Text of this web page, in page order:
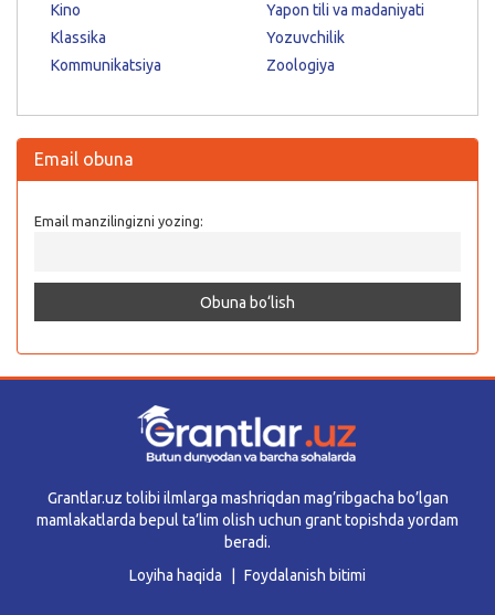
Kino
Klassika
Kommunikatsiya
Yapon tili va madaniyati
Yozuvchilik
Zoologiya
Email obuna
Email manzilingizni yozing:
Grantlar.uz tolibi ilmlarga mashriqdan mag’ribgacha bo’lgan
mamlakatlarda bepul ta’lim olish uchun grant topishda yordam
beradi.
Loyiha haqida
Foydalanish bitimi